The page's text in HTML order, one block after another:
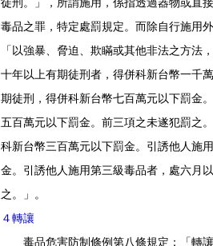
毒品之罪，特定處罰規定。而除自行施用
「以強暴、脅迫、欺瞞或其他非法之方
十年以上有期徒刑者，得併科新台幣一千
期徒刑，得併科新台幣七百萬元以下罰金
五百萬元以下罰金。前三項之未遂犯罰之
科新台幣三百萬元以下罰金。引誘他人施
金。引誘他人施用第三級毒品者，處六月
之。」。
４轉讓
毒品危害防制條例第八條規定：「轉讓